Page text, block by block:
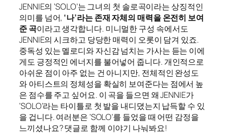
JENNIE의 ‘SOLO’는 그녀의 첫 솔로곡이라는 상징적인
의미를 넘어, ‘나’라는 존재 자체의 매력을 온전히 보여
준 곡이라고 생각합니다. 미니멀한 구성 속에서도
JENNIE의 시크하고 당당한 매력이 오롯이 담겨 있죠.
중독성 있는 멜로디와 자신감 넘치는 가사는 듣는 이에
게도 긍정적인 에너지를 불어넣어 줍니다. 개인적으로
아쉬운 점이 아주 없는 건 아니지만, 전체적인 완성도
와 아티스트의 정체성을 확실히 보여준다는 점에서 높
은 점수를 주고 싶어요. 이 곡을 들으면 왜 JENNIE가
‘SOLO’라는 타이틀로 첫 발을 내디뎠는지 납득할 수 있
을 겁니다. 여러분은 ‘SOLO’를 들었을 때 어떤 감정을
느끼셨나요? 댓글로 함께 이야기 나눠봐요!